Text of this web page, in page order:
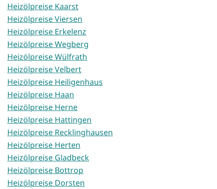
Heizölpreise Kaarst
Heizölpreise Viersen
Heizölpreise Erkelenz
Heizölpreise Wegberg
Heizölpreise Wülfrath
Heizölpreise Velbert
Heizölpreise Heiligenhaus
Heizölpreise Haan
Heizölpreise Herne
Heizölpreise Hattingen
Heizölpreise Recklinghausen
Heizölpreise Herten
Heizölpreise Gladbeck
Heizölpreise Bottrop
Heizölpreise Dorsten